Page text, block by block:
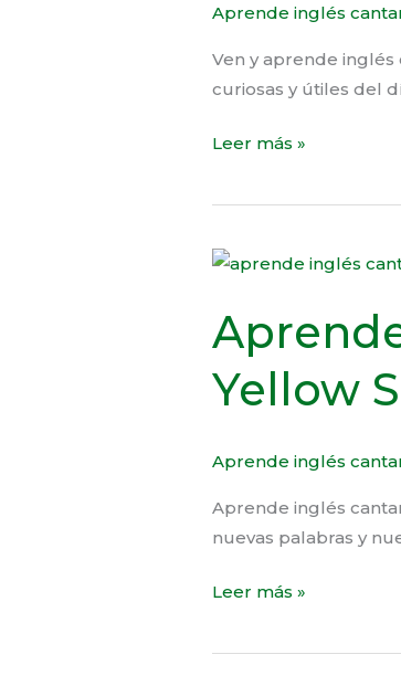
Aprende inglés
Ven y aprende
curiosas y útiles del
Leer más »
Yellow
Aprende inglés
Aprende inglés
nuevas palabras y
Aprende
cantando:
Yellow
Submarine
Leer más »